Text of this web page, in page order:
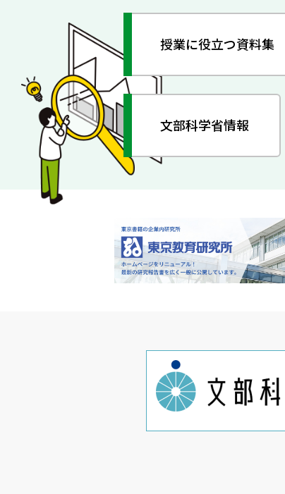
授業に役立つ資料集
文部科学省情報